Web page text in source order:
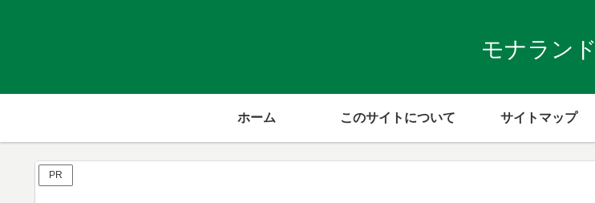
モナランド
ホーム このサイトについて サイトマップ
PR